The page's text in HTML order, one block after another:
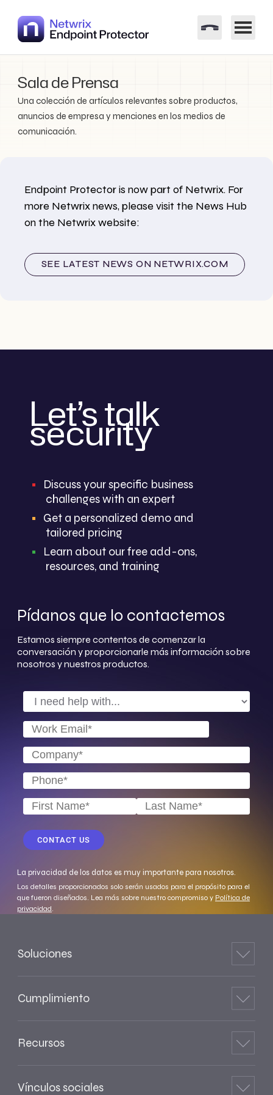
Sala de Prensa
Una colección de artículos relevantes sobre productos,
anuncios de empresa y menciones en los medios de
comunicación.
Endpoint Protector is now part of Netwrix. For
more Netwrix news, please visit the News Hub
on the Netwrix website:
SEE LATEST NEWS ON NETWRIX.COM
Let’s talk
security
Discuss your specific business
challenges with an expert
Get a personalized demo and
tailored pricing
Learn about our free add-ons,
resources, and training
Pídanos que lo contactemos
Estamos siempre contentos de comenzar la
conversación y proporcionarle más información sobre
nosotros y nuestros productos.
CONTACT US
La privacidad de los datos es muy importante para nosotros.
Los detalles proporcionados solo serán usados para el propósito para el
que fueron diseñados. Lea más sobre nuestro compromiso y Política de
privacidad.
Soluciones
Cumplimiento
Recursos
Vínculos sociales